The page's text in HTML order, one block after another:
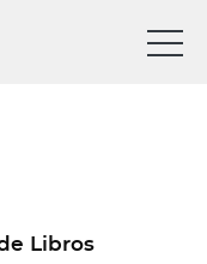
Libros